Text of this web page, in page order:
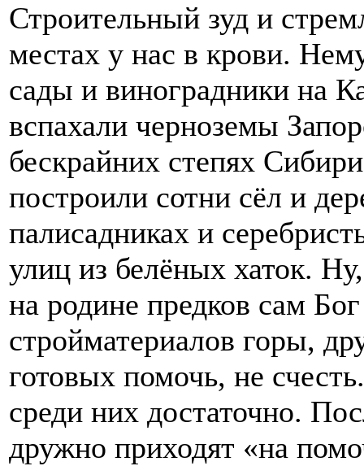
Строительный зуд и
местах у нас в крови.
сады и виноградники на
вспахали черноземы
бескрайних степях
построили сотни сёл и
палисадниках и
улиц из белёных хаток.
на родине предков сам
стройматериалов горы,
готовых помочь, не
среди них достаточно.
дружно приходят «на